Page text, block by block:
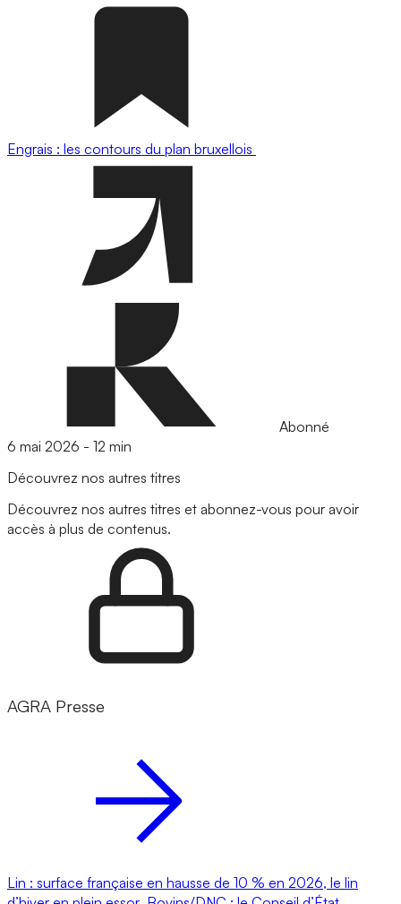
Engrais : les contours du plan bruxellois
Abonné
6 mai 2026 - 12 min
Découvrez nos autres titres
Découvrez nos autres titres et abonnez-vous pour avoir
accès à plus de contenus.
AGRA Presse
Lin : surface française en hausse de 10 % en 2026, le lin